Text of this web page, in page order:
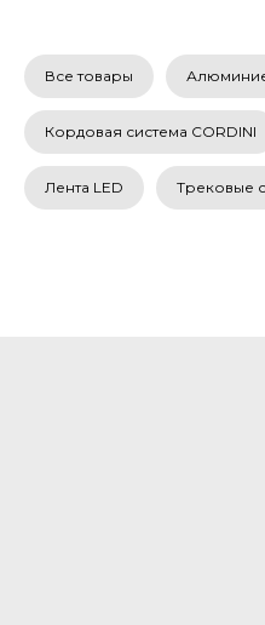
Все товары
Кордовая система CORDINI
Лента LED Трековые